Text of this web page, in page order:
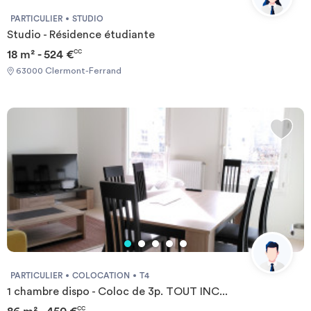
PARTICULIER STUDIO
Studio - Résidence étudiante
18 m² - 524 €CC
63000 Clermont-Ferrand
PARTICULIER COLOCATION T4
1 chambre dispo - Coloc de 3p. TOUT INC...
CC